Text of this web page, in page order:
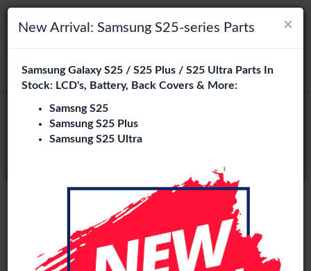
×
Wählen Sie Ihre Sprache
Es sieht so aus, als wären Sie in Vereinigte Staaten
Besuchen Sie
Navigation umschalten
suchen
Login
×
New Arrival: Samsung S25-series Parts
Samsung Galaxy S25 / S25 Plus / S25 Ultra Parts In
Stock: LCD's, Battery, Back Covers & More:
Samsng S25
Samsung S25 Plus
Samsung S25 Ultra